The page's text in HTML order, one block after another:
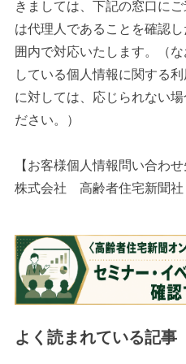
きましては、下記の窓口に
は代理人であることを確認
囲内で対応いたします。（
している個人情報に関する
に対しては、応じられない
ださい。）
【お客様個人情報問い合わせ
株式会社 高齢者住宅新聞
よく読まれている記事